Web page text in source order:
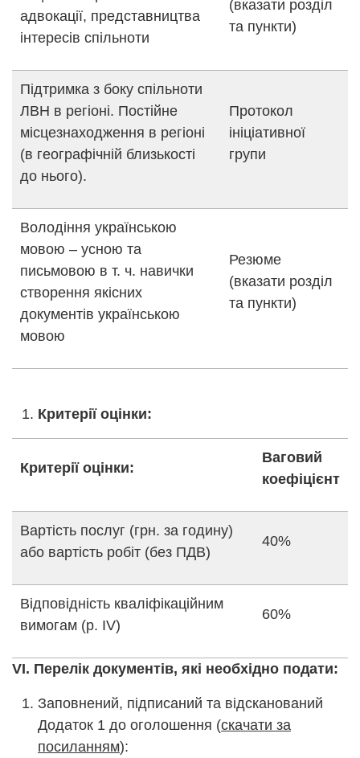
адвокації, представництва
інтересів спільноти
(вказати розділ
та пункти)
Підтримка з боку спільноти
ЛВН в регіоні. Постійне
місцезнаходження в регіоні
(в географічній близькості
до нього).
Протокол
ініціативної
групи
Володіння українською
мовою – усною та
письмовою в т. ч. навички
створення якісних
документів українською
мовою
Резюме
(вказати розділ
та пункти)
Критерії оцінки:
Критерії оцінки:
Ваговий
коефіцієнт
Вартість послуг (грн. за годину)
або вартість робіт (без ПДВ)
40%
Відповідність кваліфікаційним
вимогам (р. ІV)
60%
VІ. Перелік документів, які необхідно подати:
Заповнений, підписаний та відсканований
Додаток 1 до оголошення (скачати за
посиланням):